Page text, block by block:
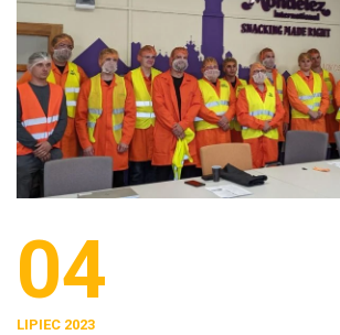
04
LIPIEC 2023